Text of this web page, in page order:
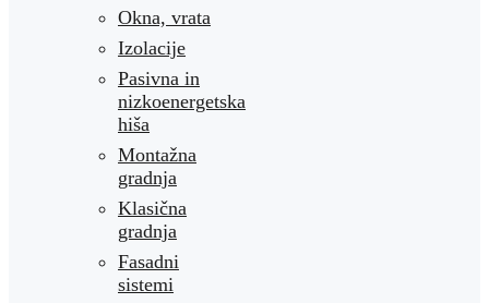
Okna, vrata
Izolacije
Pasivna in
nizkoenergetska
hiša
Montažna
gradnja
Klasična
gradnja
Fasadni
sistemi